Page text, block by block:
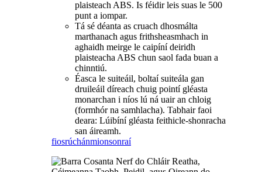
plaisteach ABS. Is féidir leis suas le 500
punt a iompar.
Tá sé déanta as cruach dhosmálta
marthanach agus frithsheasmhach in
aghaidh meirge le caipíní deiridh
plaisteacha ABS chun saol fada buan a
chinntiú.
Éasca le suiteáil, boltaí suiteála gan
druileáil díreach chuig pointí gléasta
monarchan i níos lú ná uair an chloig
(formhór na samhlacha). Tabhair faoi
deara: Lúibíní gléasta feithicle-shonracha
san áireamh.
fiosrúchánmionsonraí